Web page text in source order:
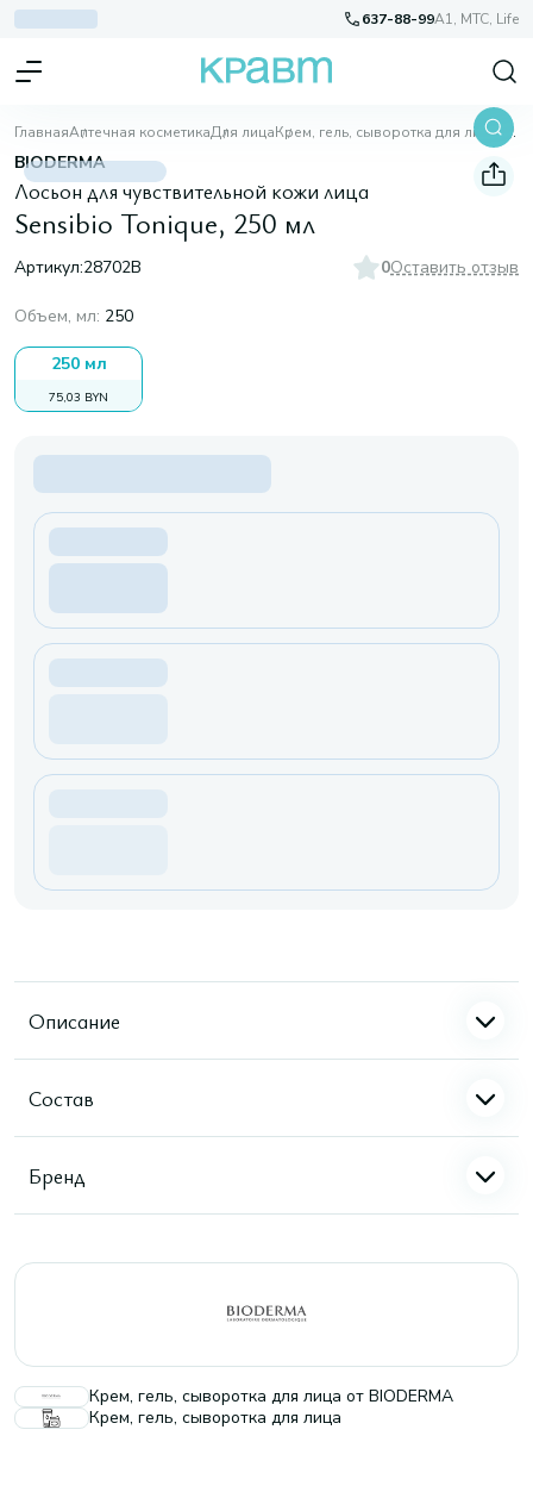
637-88-99A1, МТС, Life
ГлавнаяАптечная косметикаДля лицаКрем, гель, сыворотка для лица Sensibio Tonique, 250 мл
BIODERMA
Лосьон для чувствительной кожи лица
Sensibio Tonique, 250 мл
Артикул:28702B 0Оставить отзыв
Объем, мл: 250
250 мл
75,03 BYN
Описание
Состав
Бренд
Крем, гель, сыворотка для лица от BIODERMA
Крем, гель, сыворотка для лица